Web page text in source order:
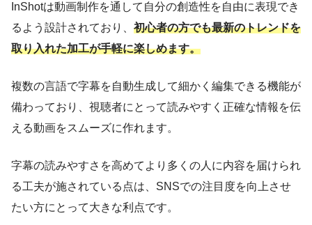
InShotは動画制作を通して自分の創造性を自由に表現でき
るよう設計されており、 初心者の方でも最新のトレンドを
取り入れた加工が手軽に楽しめます。
複数の言語で字幕を自動生成して細かく編集できる機能が
備わっており、視聴者にとって読みやすく正確な情報を伝
える動画をスムーズに作れます。
字幕の読みやすさを高めてより多くの人に内容を届けられ
る工夫が施されている点は、SNSでの注目度を向上させ
たい方にとって大きな利点です。